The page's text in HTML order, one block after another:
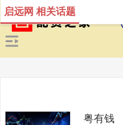
启远网 相关话题
粤有钱